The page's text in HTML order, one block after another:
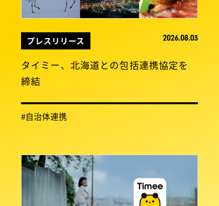
プレスリリース 2026.08.03
タイミー、北海道との包括連携協定を
締結
#自治体連携